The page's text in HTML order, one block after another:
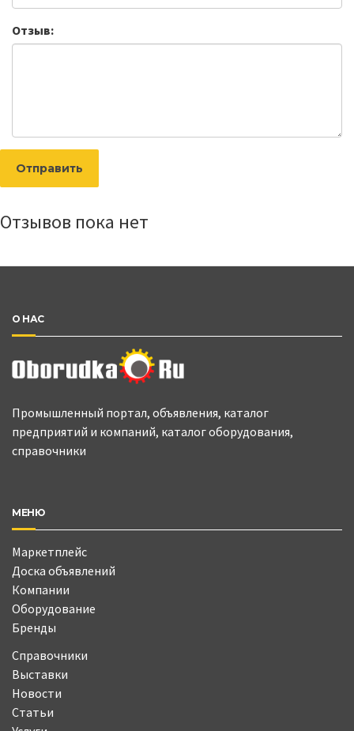
Отзыв:
Отправить
Отзывов пока нет
О НАС
Промышленный портал, объявления, каталог
предприятий и компаний, каталог оборудования,
справочники
МЕНЮ
Маркетплейс
Доска объявлений
Компании
Оборудование
Бренды
Справочники
Выставки
Новости
Статьи